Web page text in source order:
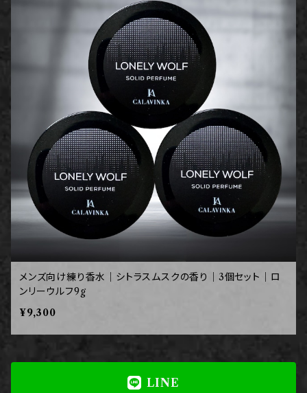
メンズ向け練り香水｜シトラスムスクの香り｜3個セット｜ロ
ンリーウルフ9g
¥9,300
LINE